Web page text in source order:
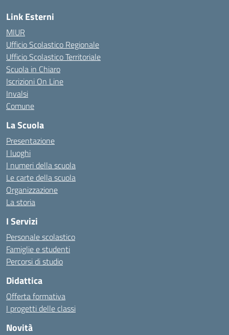
Link Esterni
MIUR
Ufficio Scolastico Regionale
Ufficio Scolastico Territoriale
Scuola in Chiaro
Iscrizioni On Line
Invalsi
Comune
La Scuola
Presentazione
I luoghi
I numeri della scuola
Le carte della scuola
Organizzazione
La storia
I Servizi
Personale scolastico
Famiglie e studenti
Percorsi di studio
Didattica
Offerta formativa
I progetti delle classi
Novità